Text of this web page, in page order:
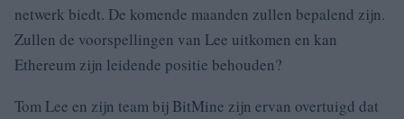
netwerk biedt. De komende maanden zullen bepalend zijn.
Zullen de voorspellingen van Lee uitkomen en kan
Ethereum zijn leidende positie behouden?
Tom Lee en zijn team bij BitMine zijn ervan overtuigd dat